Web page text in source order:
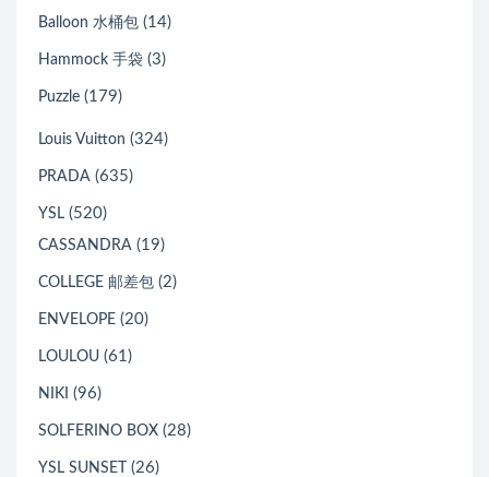
Balloon 水桶包 (14)
Hammock 手袋 (3)
Puzzle (179)
Louis Vuitton (324)
PRADA (635)
YSL (520)
CASSANDRA (19)
COLLEGE 邮差包 (2)
ENVELOPE (20)
LOULOU (61)
NIKI (96)
SOLFERINO BOX (28)
YSL SUNSET (26)